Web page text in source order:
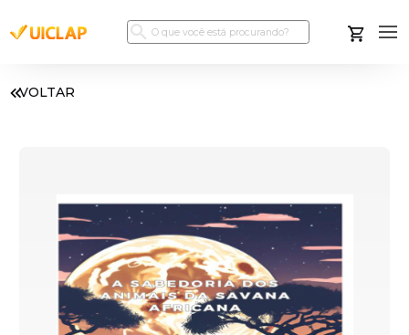
VOLTAR